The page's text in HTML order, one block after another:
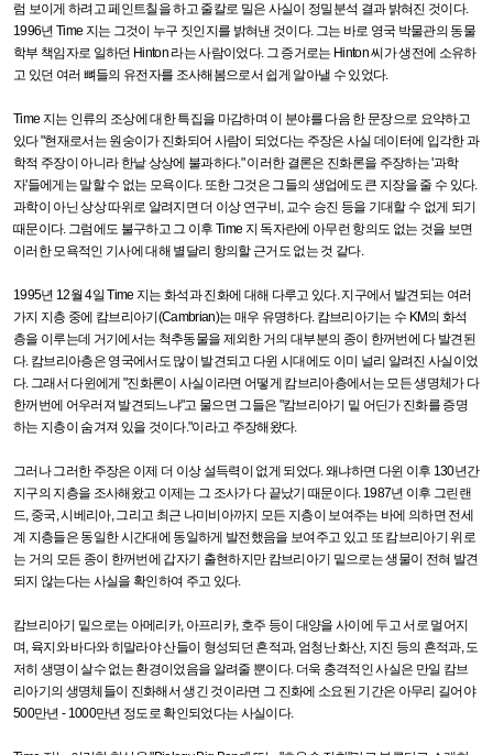
럼 보이게 하려고 페인트칠을 하고 줄칼로 밀은 사실이 정밀분석 결과 밝혀진 것이다.
1996년Time 지는 그것이 누구 짓인지를 밝혀낸 것이다. 그는 바로 영국 박물관의 동물
학부 책임자로 일하던 Hinton 라는 사람이었다. 그 증거로는 Hinton씨가 생전에 소유하
고 있던 여러 뼈들의 유전자를 조사해봄으로서 쉽게 알아낼 수 있었다.
Time 지는 인류의 조상에 대한 특집을 마감하며 이 분야를 다음 한 문장으로 요약하고
있다"현재로서는 원숭이가 진화되어 사람이 되었다는 주장은 사실 데이터에 입각한 과
학적 주장이 아니라 한낱 상상에 불과하다."이러한 결론은 진화론을 주장하는'과학
자'들에게는 말할 수 없는 모욕이다. 또한 그것은 그들의 생업에도 큰 지장을 줄 수 있다.
과학이 아닌 상상 따위로 알려지면 더 이상 연구비 , 교수 승진 등을 기대할 수 없게 되기
때문이다. 그럼에도 불구하고 그 이후Time 지 독자란에 아무런 항의도 없는 것을 보면
이러한 모욕적인 기사에 대해 별달리 항의할 근거도 없는 것 같다.
1995년 12월4일Time 지는 화석과 진화에 대해 다루고 있다.지구에서 발견되는 여러
가지 지층 중에 캄브리아기 (Cambrian)는 매우 유명하다. 캄브리아기는 수 KM의 화석
층을 이루는데 거기에서는 척추동물을 제외한 거의 대부분의 종이 한꺼번에 다 발견된
다. 캄브리아층은 영국에서도 많이 발견되고 다윈 시대에도 이미 널리 알려진 사실이었
다. 그래서 다윈에게"진화론이 사실이라면 어떻게 캄브리아층에서는 모든 생명체가 다
한꺼번에 어우러져 발견되느냐"고 물으면 그들은 "캄브리아기 밑 어딘가 진화를 증명
하는 지층이 숨겨져 있을 것이다."이라고 주장해왔다.
그러나 그러한 주장은 이제 더 이상 설득력이 없게 되었다.왜냐하면 다윈 이후 130년간
지구의 지층을 조사해왔고 이제는 그 조사가 다 끝났기 때문이다. 1987년 이후 그린랜
드, 중국,시베리아,그리고 최근 나미비아까지 모든 지층이 보여주는 바에 의하면 전세
계 지층들은 동일한 시간대에 동일하게 발전했음을 보여주고 있고 또 캄브리아기 위로
는 거의 모든 종이 한꺼번에 갑자기 출현하지만 캄브리아기 밑으로는 생물이 전혀 발견
되지 않는다는 사실을 확인하여 주고 있다.
캄브리아기 밑으로는 아메리카, 아프리카, 호주 등이 대양을 사이에 두고 서로 멀어지
며, 육지와 바다와 히말라야 산들이 형성되던 흔적과, 엄청난 화산, 지진 등의 흔적과,도
저히 생명이 살수 없는 환경이었음을 알려줄 뿐이다. 더욱 충격적인 사실은 만일 캄브
리아기의 생명체들이 진화해서 생긴 것이라면 그 진화에 소요된 기간은 아무리 길어야
500만년 - 1000만년 정도로 확인되었다는 사실이다.